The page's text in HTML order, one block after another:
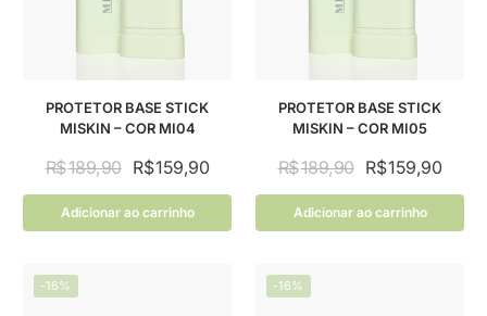
PROTETOR BASE STICK
MISKIN – COR MI04
R$189,90 R$159,90
Adicionar ao carrinho
PROTETOR BASE STICK
MISKIN – COR MI05
R$189,90 R$159,90
Adicionar ao carrinho
-16% -16%